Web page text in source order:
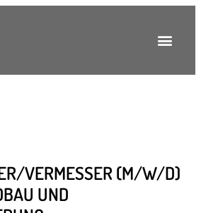
VERMESSER (M/W/D)
UND